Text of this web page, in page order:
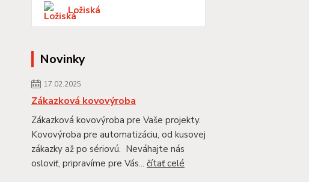
Ložiská
Novinky
17.02.2025
Zákazková kovovýroba
Zákazková kovovýroba pre Vaše projekty.
Kovovýroba pre automatizáciu, od kusovej
zákazky až po sériovú. Neváhajte nás
osloviť, pripravíme pre Vás... čítať celé